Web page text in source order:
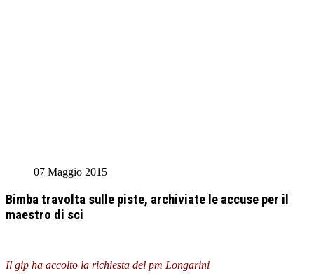
07 Maggio 2015
Bimba travolta sulle piste, archiviate le accuse per il
maestro di sci
Il gip ha accolto la richiesta del pm Longarini